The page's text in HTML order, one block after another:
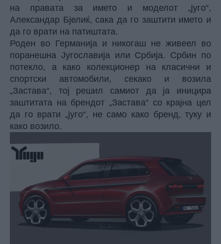
на правата за името и моделот „југо“,
Александар Бјелиќ, сака да го заштити името и
да го врати на патиштата.
Роден во Германија и никогаш не живеел во
поранешна Југославија или Србија. Србин по
потекло, а како колекционер на класични и
спортски автомобили, секако и возила
„Застава“, тој решил самиот да ја иницира
заштитата на брендот „Застава“ со крајна цел
да го врати „југо“, не само како бренд, туку и
како возило.